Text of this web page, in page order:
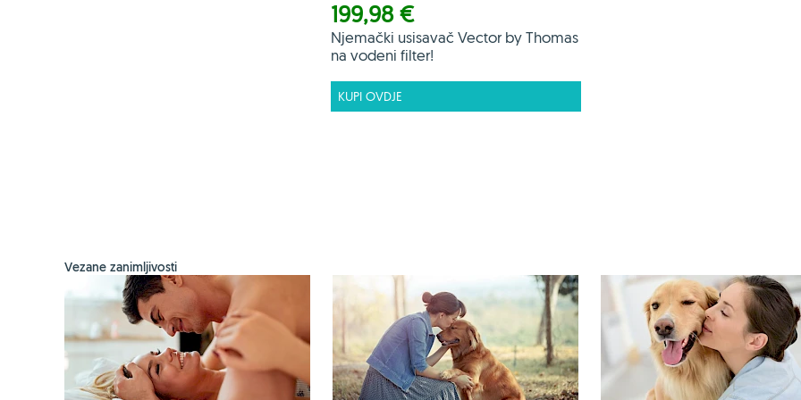
199,98 €
Njemački usisavač Vector by Thomas
na vodeni filter!
KUPI OVDJE
Vezane zanimljivosti